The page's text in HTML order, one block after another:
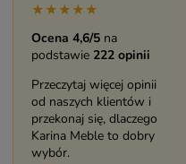
★★★★★
Ocena 4,6/5 na
podstawie 222 opinii
Przeczytaj więcej opinii
od naszych klientów i
przekonaj się, dlaczego
Karina Meble to dobry
wybór.
★★★★★
Duży i piękny asortyment
sklepu. Miła i pomocna
bardzo mnie cieszy.
Dziękuję. Polecam.
Zobacz opinię